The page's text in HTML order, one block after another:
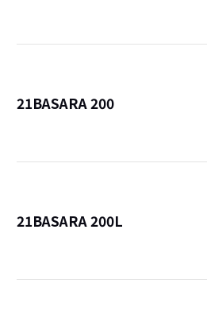
21BASARA 200
21BASARA 200L